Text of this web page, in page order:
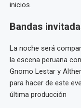
inicios.
Bandas
La noche será
la escena peruana
Gnomo Lestar y
para hacer de este
última producción